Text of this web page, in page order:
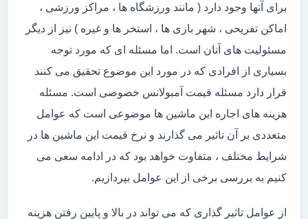
برای آنها وجود دارد ( مانند ورزشگاه ها ، مراکز ورزشی ،
اماکن تفریحی ، شهر بازی ها ، استخر ها و غیره ) نیز از دیگر
مسئولیت های آنان است. اما مسئله ای که مورد توجه
بسیاری از افرادی که در مورد این موضوع تحقیق می کنند
قرار دارد مسئله قیمت آمبولانس خصوصی است. مسئله
هزینه های اجاره این ماشین ها موضوعی است که عوامل
متعددی بر آن تاثیر می گذارند و نرخ قیمت این ماشین ها در
شرایط مختلف ، متفاوت خواهد بود که در ادامه سعی می
کنیم به بررسی برخی از این عوامل بپردازیم.
از عوامل تاثیر گذاری که می تواند در بالا و پایین رفتن هزینه